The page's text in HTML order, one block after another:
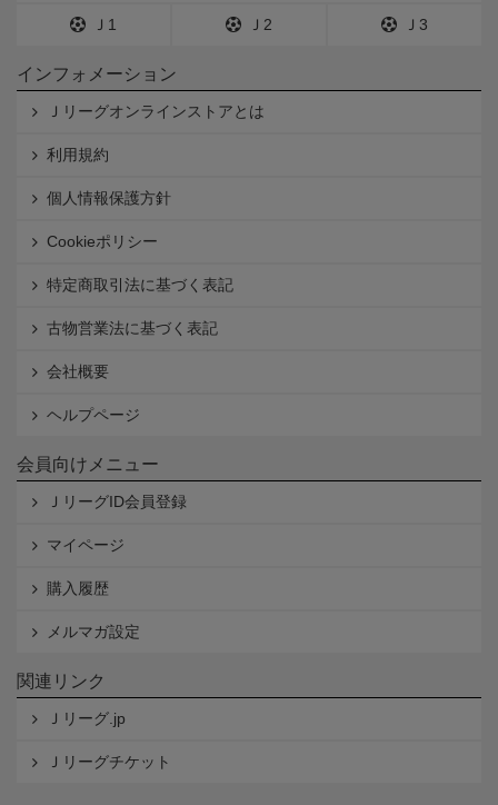
Ｊ1 Ｊ2 Ｊ3
インフォメーション
Ｊリーグオンラインストアとは
利用規約
個人情報保護方針
Cookieポリシー
特定商取引法に基づく表記
古物営業法に基づく表記
会社概要
ヘルプページ
会員向けメニュー
ＪリーグID会員登録
マイページ
購入履歴
メルマガ設定
関連リンク
Ｊリーグ.jp
Ｊリーグチケット